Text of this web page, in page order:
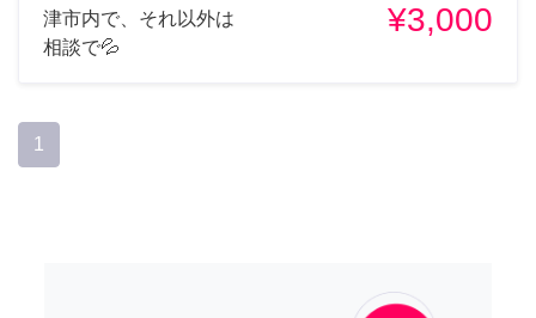
津市内で、それ以外は
相談で💦
¥3,000
1